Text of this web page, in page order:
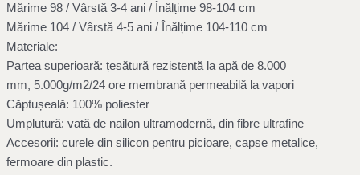
Mărime 98 / Vârstă 3-4 ani / Înălțime 98-104 cm
Mărime 104 / Vârstă 4-5 ani / Înălțime 104-110 cm
Materiale:
Partea superioară: țesătură rezistentă la apă de 8.000
mm, 5.000g/m2/24 ore membrană permeabilă la vapori
Căptușeală: 100% poliester
Umplutură: vată de nailon ultramodernă, din fibre ultrafine
Accesorii: curele din silicon pentru picioare, capse metalice,
fermoare din plastic.